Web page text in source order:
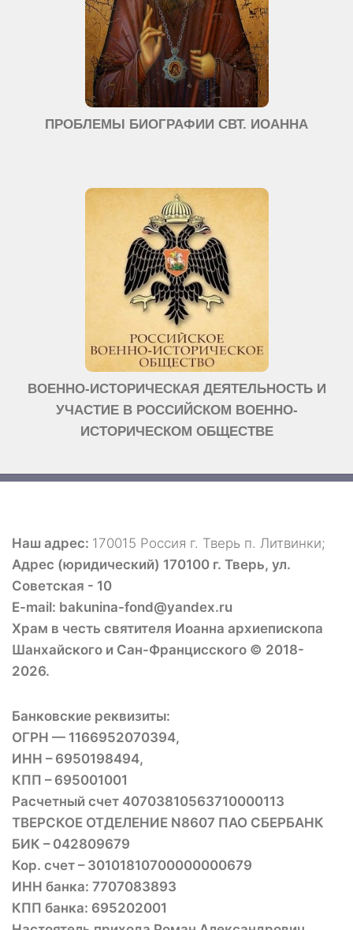
ПРОБЛЕМЫ БИОГРАФИИ СВТ. ИОАННА
ВОЕННО-ИСТОРИЧЕСКАЯ ДЕЯТЕЛЬНОСТЬ И
УЧАСТИЕ В РОССИЙСКОМ ВОЕННО-
ИСТОРИЧЕСКОМ ОБЩЕСТВЕ
Наш адрес: 170015 Россия г. Тверь п. Литвинки;
Адрес (юридический) 170100 г. Тверь, ул.
Советская - 10
E-mail: bakunina-fond@yandex.ru
Храм в честь святителя Иоанна архиепископа
Шанхайского и Сан-Францисского © 2018-
2026.
Банковские реквизиты:
ОГРН — 1166952070394,
ИНН – 6950198494,
КПП – 695001001
Расчетный счет 40703810563710000113
ТВЕРСКОЕ ОТДЕЛЕНИЕ N8607 ПАО СБЕРБАНК
БИК – 042809679
Кор. счет – 30101810700000000679
ИНН банка: 7707083893
КПП банка: 695202001